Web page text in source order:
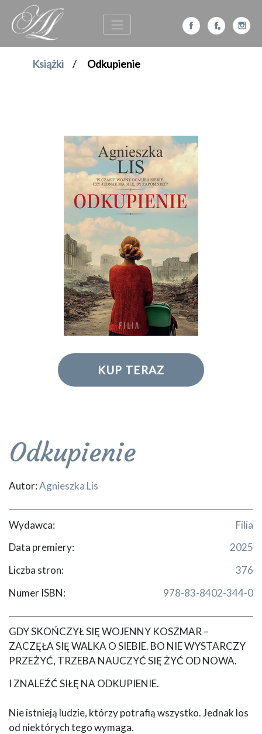
Książki / Odkupienie
KUP TERAZ
Odkupienie
Autor:Agnieszka Lis
Wydawca:
Data premiery:
Liczba stron:
Numer ISBN:
Filia
2025
376
978-83-8402-344-0
GDY SKOŃCZYŁ SIĘ WOJENNY KOSZMAR –
ZACZĘŁA SIĘ WALKA O SIEBIE. BO NIE WYSTARCZY
PRZEŻYĆ, TRZEBA NAUCZYĆ SIĘ ŻYĆ OD NOWA.
I ZNALEŹĆ SIŁĘ NA ODKUPIENIE.
Nie istnieją ludzie, którzy potrafią wszystko. Jednak los
od niektórych tego wymaga.